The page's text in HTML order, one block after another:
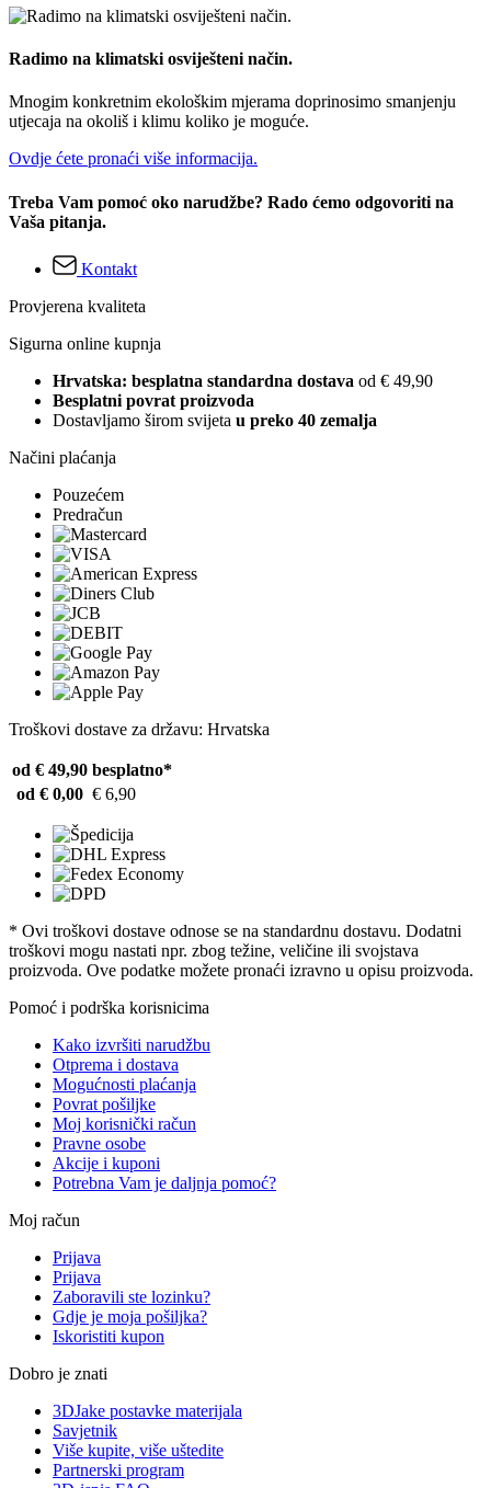
Radimo na klimatski osviješteni način.
Mnogim konkretnim ekološkim mjerama doprinosimo smanjenju
utjecaja na okoliš i klimu koliko je moguće.
Ovdje ćete pronaći više informacija.
Treba Vam pomoć oko narudžbe? Rado ćemo odgovoriti na
Vaša pitanja.
Kontakt
Provjerena kvaliteta
Sigurna online kupnja
Hrvatska: besplatna standardna dostava od € 49,90
Besplatni povrat proizvoda
Dostavljamo širom svijeta u preko 40 zemalja
Načini plaćanja
Pouzećem
Predračun
Troškovi dostave za državu: Hrvatska
od € 49,90 besplatno*
od € 0,00 € 6,90
* Ovi troškovi dostave odnose se na standardnu ​​dostavu. Dodatni
troškovi mogu nastati npr. zbog težine, veličine ili svojstava
proizvoda. Ove podatke možete pronaći izravno u opisu proizvoda.
Pomoć i podrška korisnicima
Kako izvršiti narudžbu
Otprema i dostava
Mogućnosti plaćanja
Povrat pošiljke
Moj korisnički račun
Pravne osobe
Akcije i kuponi
Potrebna Vam je daljnja pomoć?
Moj račun
Prijava
Prijava
Zaboravili ste lozinku?
Gdje je moja pošiljka?
Iskoristiti kupon
Dobro je znati
3DJake postavke materijala
Savjetnik
Više kupite, više uštedite
Partnerski program